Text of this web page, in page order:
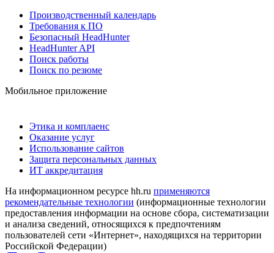
Производственный календарь
Требования к ПО
Безопасный HeadHunter
HeadHunter API
Поиск работы
Поиск по резюме
Мобильное приложение
Этика и комплаенс
Оказание услуг
Использование сайтов
Защита персональных данных
ИТ аккредитация
На информационном ресурсе hh.ru применяются
рекомендательные технологии (информационные технологии
предоставления информации на основе сбора, систематизации
и анализа сведений, относящихся к предпочтениям
пользователей сети «Интернет», находящихся на территории
Российской Федерации)